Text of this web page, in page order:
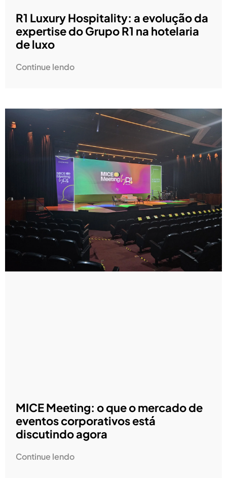
R1 Luxury Hospitality: a evolução da
expertise do Grupo R1 na hotelaria
de luxo
Continue lendo
MICE Meeting: o que o mercado de
eventos corporativos está
discutindo agora
Continue lendo